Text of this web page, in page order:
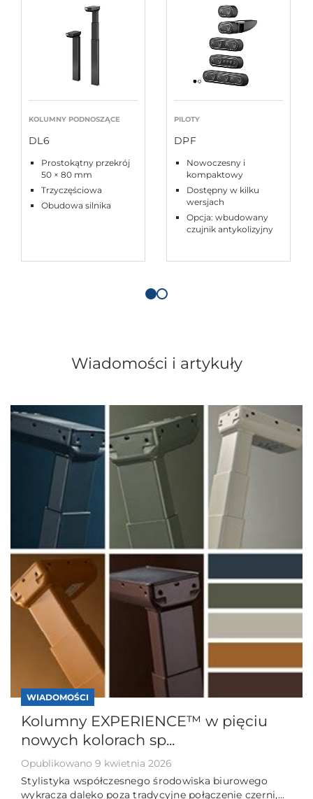
KOLUMNY PODNOSZĄCE
DL6
Prostokątny przekrój
50 × 80 mm
Trzyczęściowa
Obudowa silnika
PILOTY
DPF
Nowoczesny i
kompaktowy
Dostępny w kilku
wersjach
Opcja: wbudowany
czujnik antykolizyjny
Wiadomości i artykuły
WIADOMOŚCI
Kolumny EXPERIENCE™ w pięciu
nowych kolorach sp...
Opublikowano 9 kwietnia 2026
Stylistyka współczesnego środowiska biurowego
wykracza daleko poza tradycyjne połączenie czerni,...